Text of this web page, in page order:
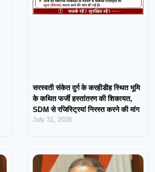
सरस्वती संकेत दुर्ग के करहीडीह स्थित भूमि
के कथित फर्जी हस्तांतरण की शिकायत,
SDM से रजिस्ट्रियां निरस्त करने की मांग
July 31, 2026